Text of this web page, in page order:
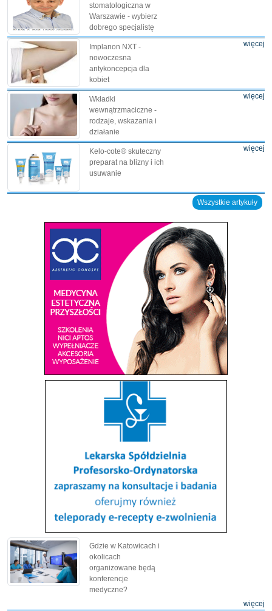
stomatologiczna w
Warszawie - wybierz
dobrego specjalistę
Implanon NXT -
nowoczesna
antykoncepcja dla
kobiet
więcej
Wkładki
wewnątrzmaciczne -
rodzaje, wskazania i
działanie
więcej
Kelo-cote® skuteczny
preparat na blizny i ich
usuwanie
więcej
Wszystkie artykuły
Gdzie w Katowicach i
okolicach
organizowane będą
konferencje
medyczne?
więcej